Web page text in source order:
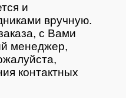
и
вручную.
с Вами
менеджер,
контактных